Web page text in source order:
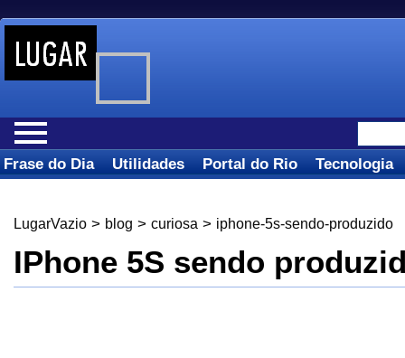
Frase do Dia Utilidades Portal do Rio Tecnologia
LugarVazio > blog > curiosa > iphone-5s-sendo-produzido
IPhone 5S sendo